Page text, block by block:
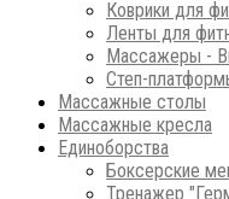
Коврики для
Ленты для
Массажеры -
Степ-
Массажные столы
Массажные кресла
Единоборства
Боксерские
Тренажер